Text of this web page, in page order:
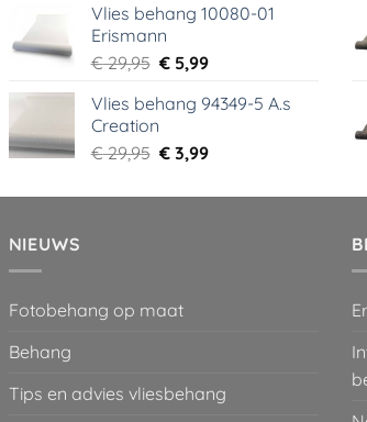
was:
€ 39,00.
is:
Vlies behang 10080-01
Erismann
€29,95 Oorspronkelijke
was:
€ 5,99Huidige
is:
Vlies behang 94349-5 A.s
Creation
€29,95 Oorspronkelijke
was:
€ 3,99Huidige
is:
NIEUWS
Fotobehang op maat
Behang
Tips en advies vliesbehang